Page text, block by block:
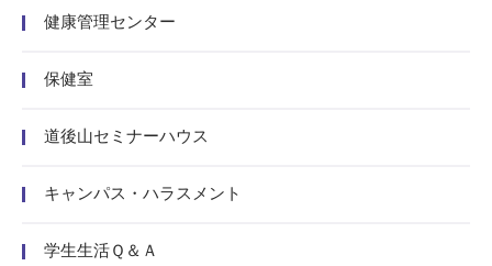
健康管理センター
保健室
道後山セミナーハウス
キャンパス・ハラスメント
学生生活Ｑ＆Ａ